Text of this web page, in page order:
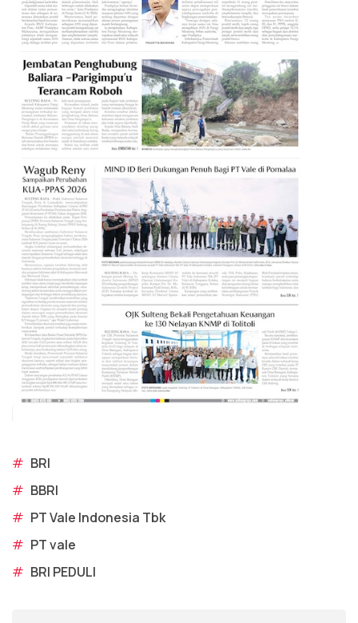
# BRI
# BBRI
# PT Vale Indonesia Tbk
# PT vale
# BRI PEDULI